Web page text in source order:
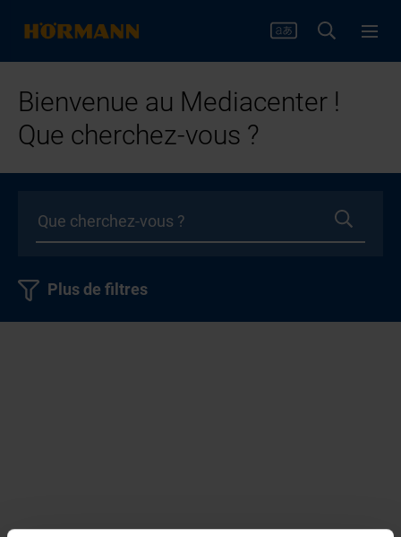
Bienvenue au Mediacenter !
Que cherchez-vous ?
Plus de filtres